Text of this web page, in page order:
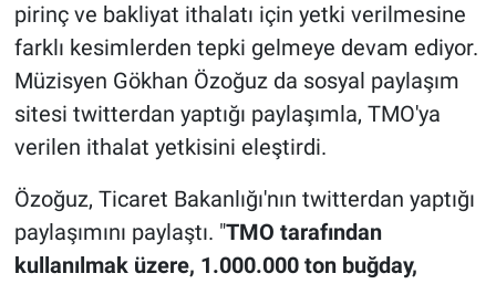
pirinç ve bakliyat ithalatı için yetki verilmesine
farklı kesimlerden tepki gelmeye devam ediyor.
Müzisyen Gökhan Özoğuz da sosyal paylaşım
sitesi twitterdan yaptığı paylaşımla, TMO'ya
verilen ithalat yetkisini eleştirdi.
Özoğuz, Ticaret Bakanlığı'nın twitterdan yaptığı
paylaşımını paylaştı. "TMO tarafından
kullanılmak üzere, 1.000.000 ton buğday,